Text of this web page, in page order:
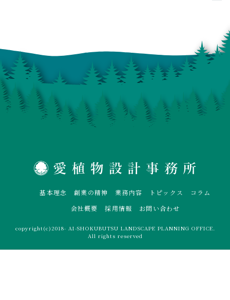
基本理念 創業の精神 業務内容 トピックス
コラム
会社概要
採用情報 お問い合わせ
copyright(c)2018- AI-SHOKUBUTSU LANDSCAPE PLANNING OFFICE.
All rights reserved